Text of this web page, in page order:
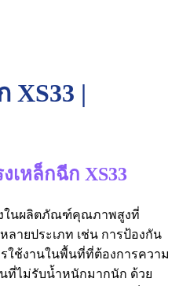
XS33 |
หล็กฉีก XS33
ในผลิตภัณฑ์คุณภาพสูงที่
ลายประเภท เช่น การป้องกัน
ใช้งานในพื้นที่ที่ต้องการความ
ที่ไม่รับน้ำหนักมากนัก ด้วย